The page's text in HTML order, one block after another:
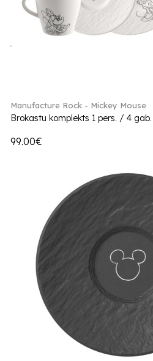
Manufacture Rock - Mickey Mouse
Brokastu komplekts 1 pers. / 4 gab.
99.00€